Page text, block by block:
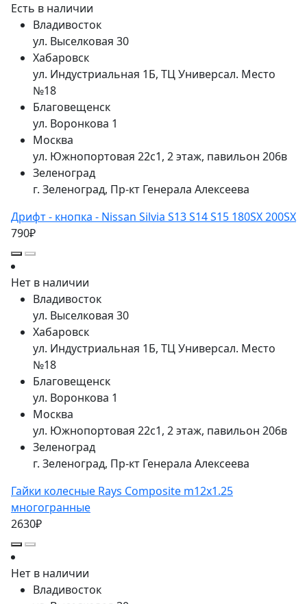
Есть в наличии
Владивосток
ул. Выселковая 30
Хабаровск
ул. Индустриальная 1Б, ТЦ Универсал. Место
№18
Благовещенск
ул. Воронкова 1
Москва
ул. Южнопортовая 22с1, 2 этаж, павильон 206в
Зеленоград
г. Зеленоград, Пр-кт Генерала Алексеева
Дрифт - кнопка - Nissan Silvia S13 S14 S15 180SX 200SX
790₽
Нет в наличии
Владивосток
ул. Выселковая 30
Хабаровск
ул. Индустриальная 1Б, ТЦ Универсал. Место
№18
Благовещенск
ул. Воронкова 1
Москва
ул. Южнопортовая 22с1, 2 этаж, павильон 206в
Зеленоград
г. Зеленоград, Пр-кт Генерала Алексеева
Гайки колесные Rays Composite m12x1.25
многогранные
2630₽
Нет в наличии
Владивосток